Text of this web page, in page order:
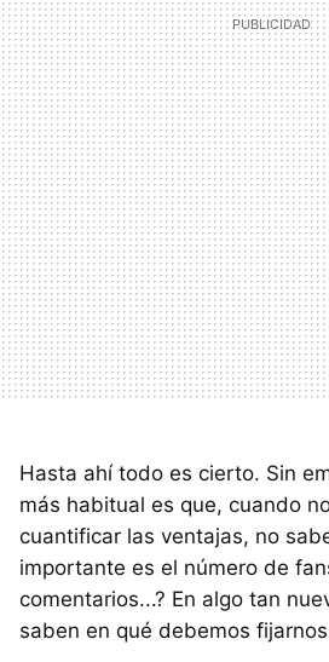
Hasta ahí todo es cierto. Sin
más habitual es que, cuando
cuantificar las ventajas, no
importante es el número de
comentarios...? En algo tan
saben en qué debemos